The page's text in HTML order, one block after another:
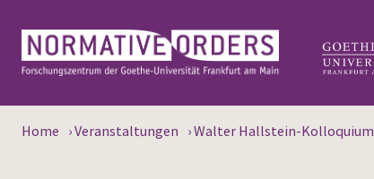
Home ›Veranstaltungen ›Walter Hallstein-Kolloquium